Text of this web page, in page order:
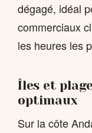
dégagé, idéal
commerciaux
les heures les
Îles et
optimaux
Sur la côte